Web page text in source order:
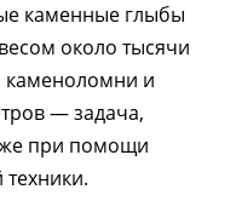
каменные глыбы
около тысячи
каменоломни и
— задача,
при помощи